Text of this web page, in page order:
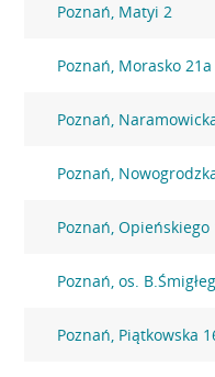
Poznań, Matyi 2
Poznań, Morasko 21a
Poznań,
Poznań,
Poznań, Opieńskiego
Poznań, os.
Poznań, Piątkowska